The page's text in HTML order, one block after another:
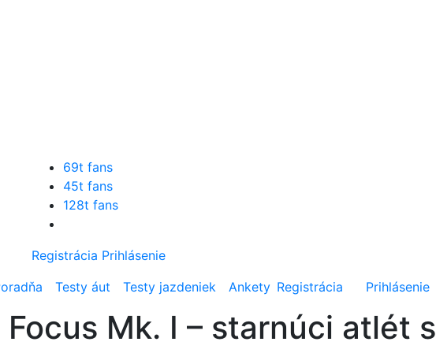
69t fans
45t fans
128t fans
Registrácia Prihlásenie
Testy áut Testy jazdeniek Ankety Registrácia Prihlásenie
Mk. I – starnúci atlét s